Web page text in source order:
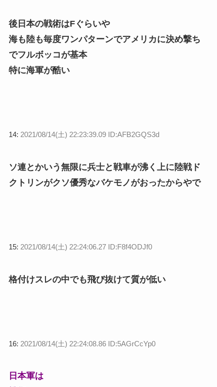
後日本の戦術はFぐらいや
海も陸も毎度ワンパターンでアメリカに決め撃ち
でフルボッコが基本
特に海軍が酷い
14: 2021/08/14(土) 22:23:39.09 ID:AFB2GQS3d
ソ連とかいう無限に兵士と戦車が沸く上に陸戦ド
クトリンがクソ優秀なバケモノがおったからやで
15: 2021/08/14(土) 22:24:06.27 ID:F8f4ODJf0
格付けスレの中でも飛び抜けて質が低い
16: 2021/08/14(土) 22:24:08.86 ID:5AGrCcYp0
日本軍は